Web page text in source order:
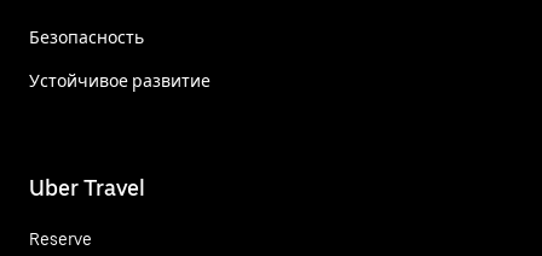
Безопасность
Устойчивое развитие
Uber Travel
Reserve